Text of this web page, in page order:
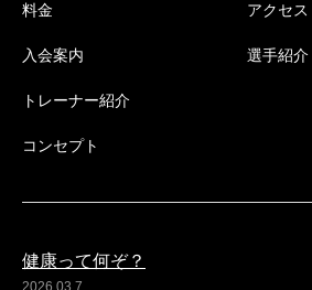
料金
入会案内
トレーナー紹介
コンセプト
アクセス
選手紹介
健康って何ぞ？